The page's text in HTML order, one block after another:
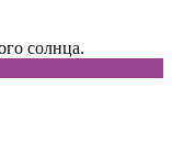
солнца.